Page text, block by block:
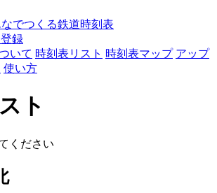
でつくる鉄道時刻表
録
いて 時刻表リスト 時刻表マップ アップ
使い方
ト
ください